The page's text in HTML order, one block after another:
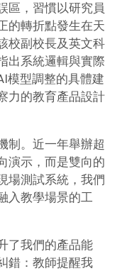
區，習慣以研究員
的轉折點發生在天
校副校長及英文科
出系統邏輯與實際
模型調整的具體建
力的教育產品設計
制。近一年舉辦超
演示，而是雙向的
場測試系統，我們
入教學場景的工
了我們的產品能
錯：教師提醒我